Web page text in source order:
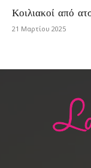
Κοιλιακοί από
21 Μαρτίου 2025